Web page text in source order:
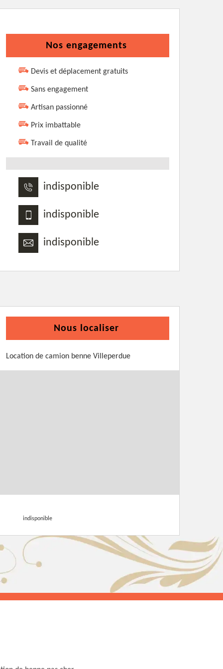
Nos engagements
Devis et déplacement gratuits
Sans engagement
Artisan passionné
Prix imbattable
Travail de qualité
indisponible
indisponible
indisponible
Nous localiser
Location de camion benne Villeperdue
indisponible